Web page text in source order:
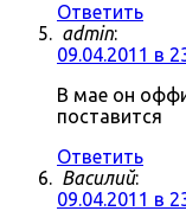
Ответить
admin:
09.04.2011 в
В мае он
поставится
Ответить
Василий:
09.04.2011 в